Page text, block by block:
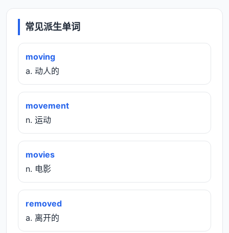
常见派生单词
moving
a. 动人的
movement
n. 运动
movies
n. 电影
removed
a. 离开的